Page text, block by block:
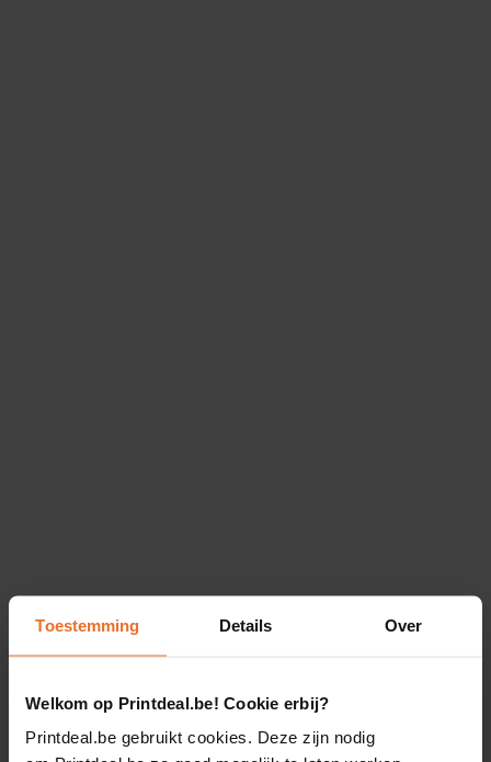
Toestemming Details Over
Welkom op Printdeal.be! Cookie erbij?
Printdeal.be gebruikt cookies. Deze zijn nodig